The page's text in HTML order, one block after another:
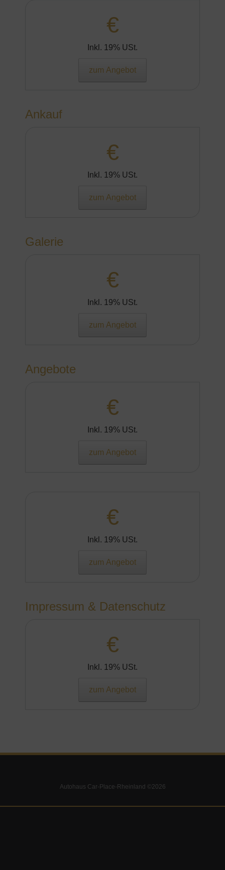
€
Inkl. 19% USt.
zum Angebot
Ankauf
€
Inkl. 19% USt.
zum Angebot
Galerie
€
Inkl. 19% USt.
zum Angebot
Angebote
€
Inkl. 19% USt.
zum Angebot
€
Inkl. 19% USt.
zum Angebot
Impressum & Datenschutz
€
Inkl. 19% USt.
zum Angebot
Autohaus Car-Place-Rheinland ©2026